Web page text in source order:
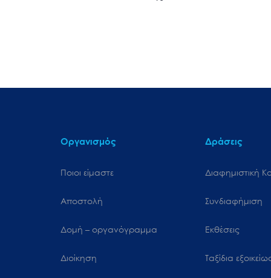
Οργανισμός
Ποιοι είμαστε
Αποστολή
Δομή – οργανόγραμμα
Διοίκηση
Δράσεις
Διαφημιστική
Συνδιαφήμιση
Εκθέσεις
Ταξίδια